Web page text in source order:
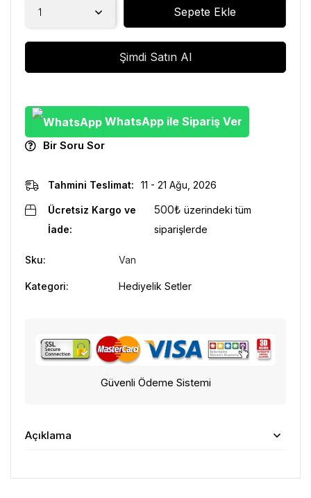
Sepete Ekle
Şimdi Satın Al
WhatsApp ile Sipariş Ver
Bir Soru Sor
Tahmini Teslimat: 11 - 21 Ağu, 2026
Ücretsiz Kargo ve
İade:
500₺ üzerindeki tüm
siparişlerde
Sku: Van
Kategori: Hediyelik Setler
Güvenli Ödeme Sistemi
Açıklama